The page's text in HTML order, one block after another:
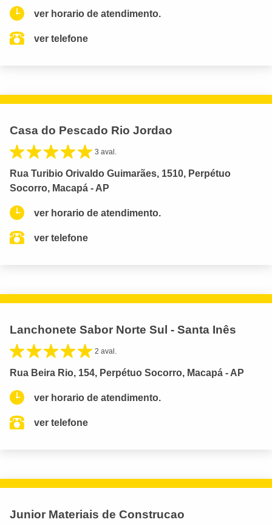
ver horario de atendimento.
ver telefone
Casa do Pescado Rio Jordao
3 aval.
Rua Turibio Orivaldo Guimarães, 1510, Perpétuo
Socorro, Macapá - AP
ver horario de atendimento.
ver telefone
Lanchonete Sabor Norte Sul - Santa Inês
2 aval.
Rua Beira Rio, 154, Perpétuo Socorro, Macapá - AP
ver horario de atendimento.
ver telefone
Junior Materiais de Construcao